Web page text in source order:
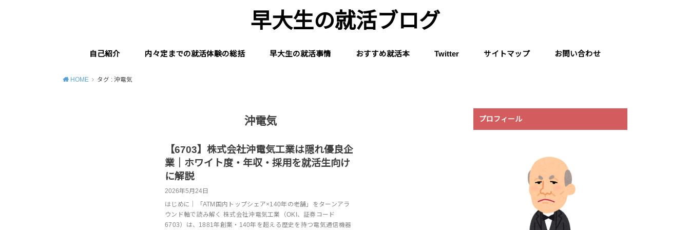
早大生の就活ブログ
自己紹介 内々定までの就活体験の総括 早大生の就活事情 おすすめ就活本 Twitter サイトマップ お問い合わせ
HOME タグ : 沖電気
沖電気
【6703】株式会社沖電気工業は隠れ優良企
業｜ホワイト度・年収・採用を就活生向け
に解説
2026年5月24日
はじめに｜「ATM国内トップシェア×140年の老舗」をターンアラ
ウンド軸で読み解く 株式会社沖電気工業（OKI、証券コード
6703）は、1881年創業・140年を超える歴史を持つ電気通信機器
プロフィール